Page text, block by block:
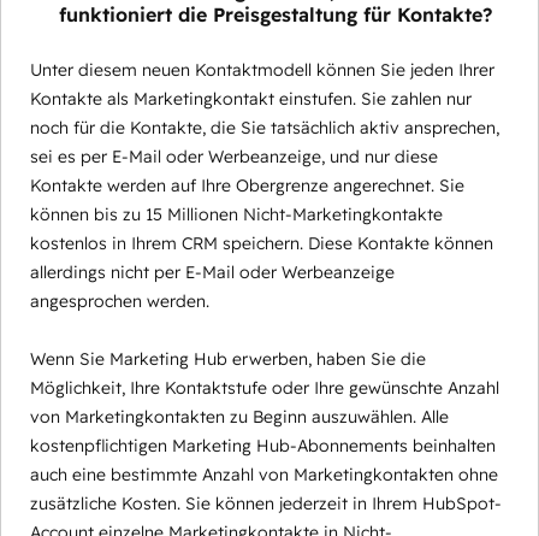
funktioniert die Preisgestaltung für Kontakte?
Unter diesem neuen Kontaktmodell können Sie jeden Ihrer
Kontakte als Marketingkontakt einstufen. Sie zahlen nur
noch für die Kontakte, die Sie tatsächlich aktiv ansprechen,
sei es per E-Mail oder Werbeanzeige, und nur diese
Kontakte werden auf Ihre Obergrenze angerechnet. Sie
können bis zu 15 Millionen Nicht-Marketingkontakte
kostenlos in Ihrem CRM speichern. Diese Kontakte können
allerdings nicht per E-Mail oder Werbeanzeige
angesprochen werden.
Wenn Sie Marketing Hub erwerben, haben Sie die
Möglichkeit, Ihre Kontaktstufe oder Ihre gewünschte Anzahl
von Marketingkontakten zu Beginn auszuwählen. Alle
kostenpflichtigen Marketing Hub-Abonnements beinhalten
auch eine bestimmte Anzahl von Marketingkontakten ohne
zusätzliche Kosten. Sie können jederzeit in Ihrem HubSpot-